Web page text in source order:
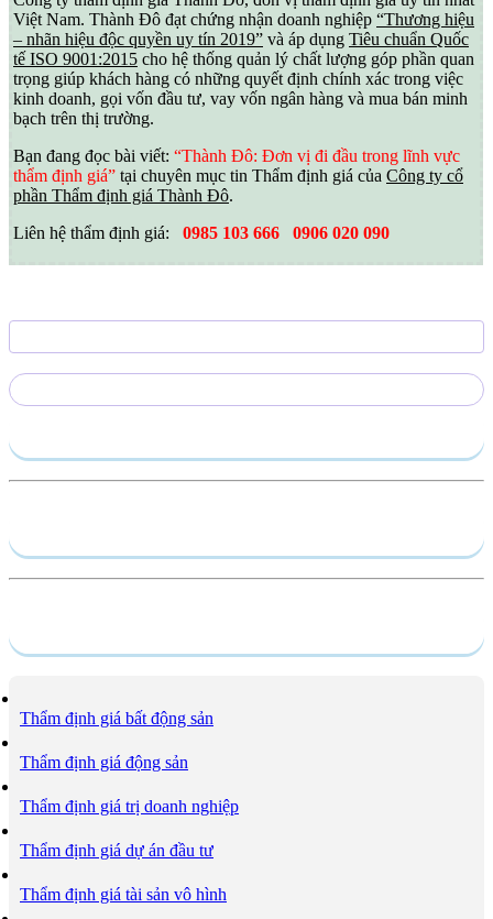
Việt Nam. Thành Đô đạt chứng nhận doanh nghiệp “Thương hiệu
– nhãn hiệu độc quyền uy tín 2019” và áp dụng Tiêu chuẩn Quốc
tế ISO 9001:2015 cho hệ thống quản lý chất lượng góp phần quan
trọng giúp khách hàng có những quyết định chính xác trong việc
kinh doanh, gọi vốn đầu tư, vay vốn ngân hàng và mua bán minh
bạch trên thị trường.
Bạn đang đọc bài viết: “Thành Đô: Đơn vị đi đầu trong lĩnh vực
thẩm định giá” tại chuyên mục tin Thẩm định giá của Công ty cổ
phần Thẩm định giá Thành Đô.
Liên hệ thẩm định giá:
0985 103 666 0906 020 090
Thẩm định giá bất động sản
Thẩm định giá động sản
Thẩm định giá trị doanh nghiệp
Thẩm định giá dự án đầu tư
Thẩm định giá tài sản vô hình